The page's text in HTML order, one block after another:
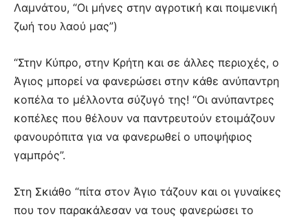
Λαμνάτου, “Οι μήνες στην αγροτική και ποιμενική
ζωή του λαού μας”)
“Στην Κύπρο, στην Κρήτη και σε άλλες περιοχές, ο
Άγιος μπορεί να φανερώσει στην κάθε ανύπαντρη
κοπέλα το μέλλοντα σύζυγό της! “Οι ανύπαντρες
κοπέλες που θέλουν να παντρευτούν ετοιμάζουν
φανουρόπιτα για να φανερωθεί ο υποψήφιος
γαμπρός”.
Στη Σκιάθο “πίτα στον Άγιο τάζουν και οι γυναίκες
που τον παρακάλεσαν να τους φανερώσει το